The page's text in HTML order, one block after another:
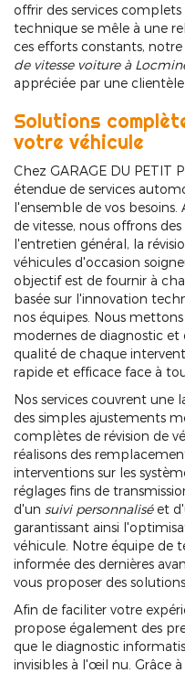
offrir des services
technique se mêle à une
ces efforts constants, notre
de vitesse voiture à
appréciée par une
Solutions
votre véhicule
Chez GARAGE DU PETIT
étendue de services
l'ensemble de vos
de vitesse, nous offrons
l'entretien général, la
véhicules d'occasion
objectif est de fournir à
basée sur l'innovation
nos équipes. Nous
modernes de diagnostic
qualité de chaque
rapide et efficace face à
Nos services couvrent
des simples ajustements
complètes de révision de
réalisons des
interventions sur les
réglages fins de
d'un suivi personnaliséet
garantissant ainsi
véhicule. Notre équipe de
informée des dernières
vous proposer des
Afin de faciliter votre
propose également des
que le diagnostic
invisibles à l'œil nu. Grâce